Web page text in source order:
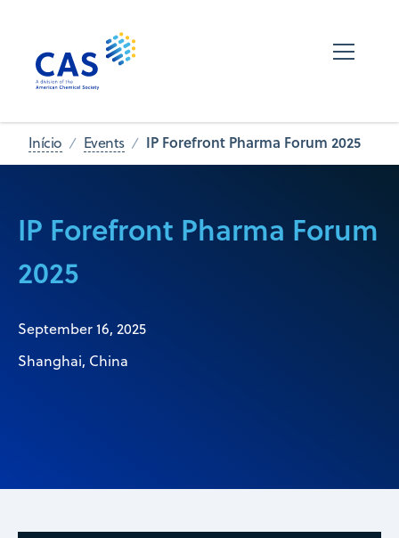
Início Events IP Forefront Pharma Forum 2025
IP Forefront Pharma Forum
2025
September 16, 2025
Shanghai, China